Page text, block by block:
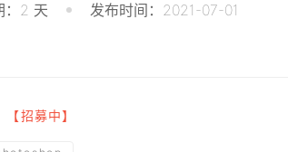
：2 天 发布时间：2021-07-01
【招募中】